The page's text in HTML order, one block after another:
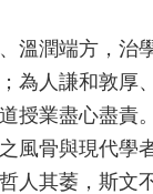
溫潤端方，治
為人謙和敦厚
授業盡心盡責
風骨與現代學
人其萎，斯文